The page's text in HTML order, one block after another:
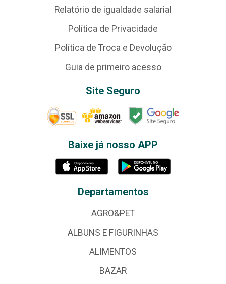
Relatório de igualdade salarial
Política de Privacidade
Política de Troca e Devolução
Guia de primeiro acesso
Site Seguro
Baixe já nosso APP
Departamentos
AGRO&PET
ALBUNS E FIGURINHAS
ALIMENTOS
BAZAR